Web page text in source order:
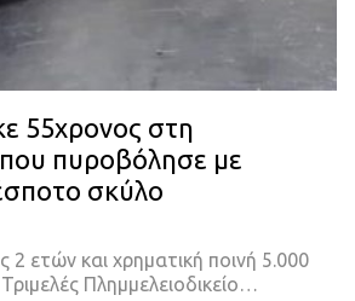
55χρονος στη
πυροβόλησε με
σκύλο
2 ετών και χρηματική ποινή 5.000
Πλημμελειοδικείο…